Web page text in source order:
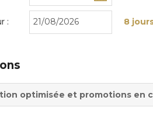
: 8
optimisée et promotions en